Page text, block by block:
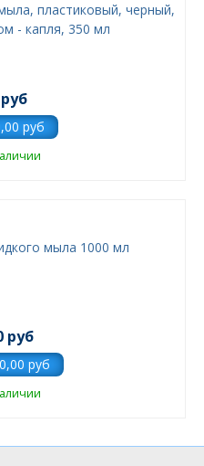
пластиковый, черный,
- капля, 350 мл
мыла 1000 мл
руб